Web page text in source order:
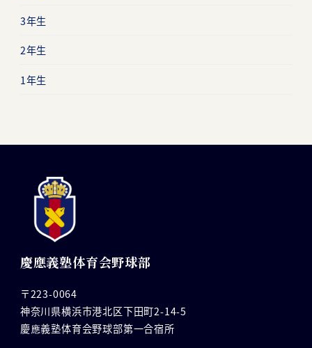
3年生
2年生
1年生
慶應義塾体育会野球部
〒223-0064
神奈川県横浜市港北区下田町2-14-5
慶應義塾体育会野球部第一合宿所